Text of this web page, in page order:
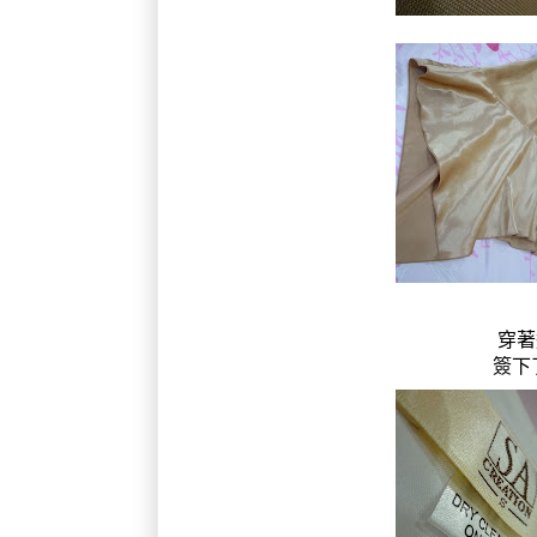
穿
簽下